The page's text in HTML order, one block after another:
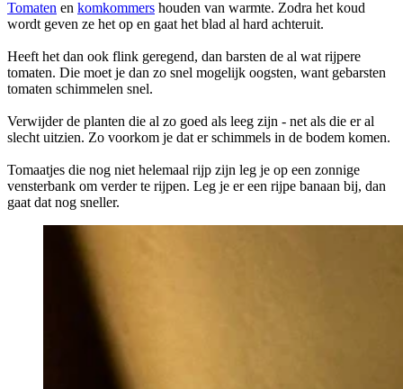
Tomaten en komkommers houden van warmte. Zodra het koud
wordt geven ze het op en gaat het blad al hard achteruit.
Heeft het dan ook flink geregend, dan barsten de al wat rijpere
tomaten. Die moet je dan zo snel mogelijk oogsten, want gebarsten
tomaten schimmelen snel.
Verwijder de planten die al zo goed als leeg zijn - net als die er al
slecht uitzien. Zo voorkom je dat er schimmels in de bodem komen.
Tomaatjes die nog niet helemaal rijp zijn leg je op een zonnige
vensterbank om verder te rijpen. Leg je er een rijpe banaan bij, dan
gaat dat nog sneller.